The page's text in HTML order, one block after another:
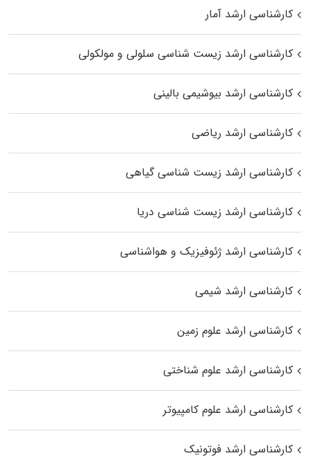
کارشناسی ارشد آمار
کارشناسی ارشد زیست شناسی سلولی و مولکولی
کارشناسی ارشد بیوشیمی بالینی
کارشناسی ارشد ریاضی
کارشناسی ارشد زیست‌ شناسی گیاهی
کارشناسی ارشد زیست‌ شناسی دریا
کارشناسی ارشد ژئوفیزیک و هواشناسی
کارشناسی ارشد شیمی
کارشناسی ارشد علوم زمین
کارشناسی ارشد علوم شناختی
کارشناسی ارشد علوم کامپیوتر
کارشناسی ارشد فوتونیک